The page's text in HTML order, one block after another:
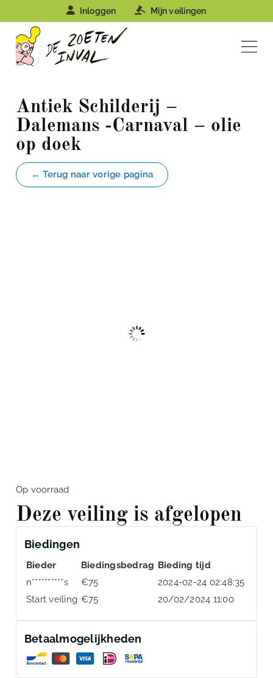
Inloggen Mijn veilingen
Antiek Schilderij –
Dalemans -Carnaval – olie
op doek
← Terug naar vorige pagina
Op voorraad
Deze veiling is afgelopen
Biedingen
Bieder Biedingsbedrag Bieding tijd
n**********s
€75
2024-02-24 02:48:35
Start veiling €75 20/02/2024 11:00
Betaalmogelijkheden